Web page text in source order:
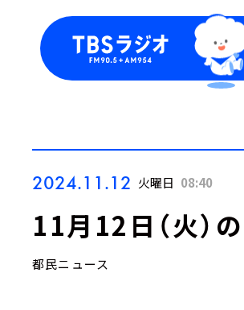
2024.11.12 火曜日 08:40
11月12日（火）
都民ニュース